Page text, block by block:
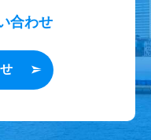
合わせ